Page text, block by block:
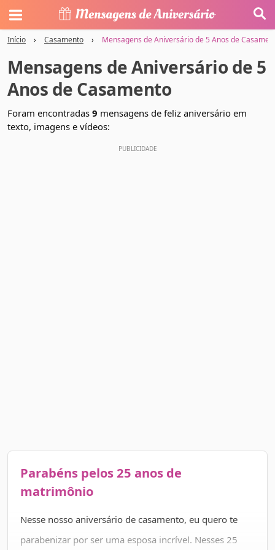
Início › Casamento › Mensagens de Aniversário de 5 Anos de
Mensagens de Aniversário de 5
Anos de Casamento
Foram encontradas 9 mensagens de feliz aniversário em
texto, imagens e vídeos:
Parabéns pelos 25 anos de
matrimônio
Nesse nosso aniversário de casamento, eu quero te
parabenizar por ser uma esposa incrível. Nesses 25